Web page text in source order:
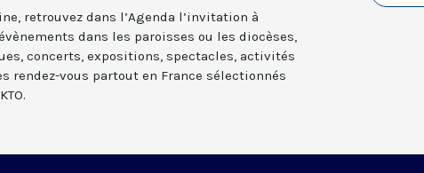
retrouvez dans l’Agenda l’invitation à
dans les paroisses ou les diocèses,
concerts, expositions, spectacles, activités
rendez-vous partout en France sélectionnés